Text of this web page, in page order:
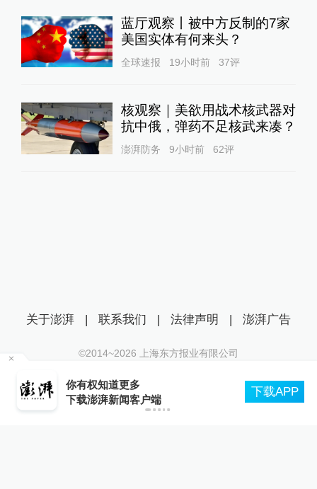
蓝厅观察丨被中方反制的7家
美国实体有何来头？
全球速报 19小时前 37评
核观察｜美欲用战术核武器对
抗中俄，弹药不足核武来凑？
澎湃防务 9小时前 62评
你有权知道更多
下载澎湃新闻客户端
下载APP
关于澎湃 | 联系我们 | 法律声明 | 澎湃广告
©2014~2026 上海东方报业有限公司
互联网新闻信息服务许可证：31120170006
沪公网安备 31010602000299号